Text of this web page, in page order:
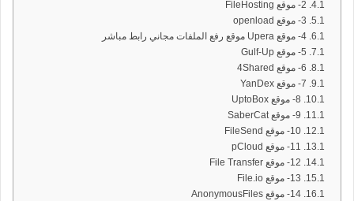
2- موقع FileHosting
3- موقع openload
4- موقع Upera موقع رفع الملفات مجاني رابط مباشر
5- موقع Gulf-Up
6- موقع 4Shared
7- موقع YanDex
8- موقع UptoBox
9- موقع SaberCat
10- موقع FileSend
11- موقع pCloud
12- موقع File Transfer
13- موقع File.io
14- موقع AnonymousFiles